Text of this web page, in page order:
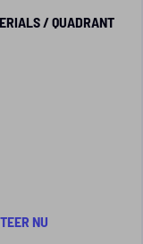
/ QUADRANT
NU